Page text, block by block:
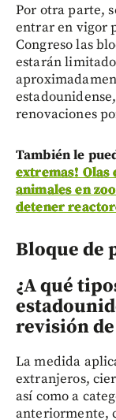
Por otra parte,
entrar en vigor
Congreso las
estarán
renovaciones
También le
extremas! Olas
animales en
detener
Bloque de
¿A qué
revisión
La medida
extranjeros,
así como a
anteriormente,